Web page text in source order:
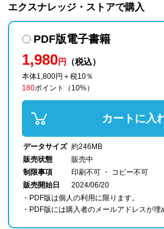
エクスナレッジ・ストアで購入
PDF版電子書籍
1,980円 （税込）
本体1,800円＋税10％
180ポイント （10%）
カートに入
データサイズ 約246MB
販売状態
販売中
制限事項
印刷不可 ・ コピー不可
販売開始日
2024/06/20
・PDF版は個人の利用に限ります。
・PDF版には購入者のメールアドレスが埋